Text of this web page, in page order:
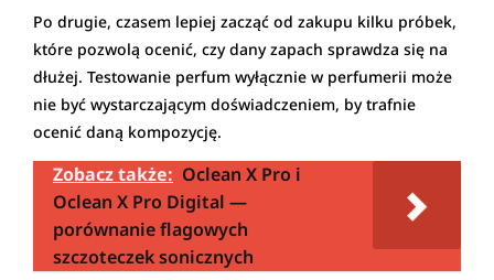
Po drugie, czasem lepiej zacząć od zakupu kilku próbek,
które pozwolą ocenić, czy dany zapach sprawdza się na
dłużej. Testowanie perfum wyłącznie w perfumerii może
nie być wystarczającym doświadczeniem, by trafnie
ocenić daną kompozycję.
Zobacz także: Oclean X Pro i
Oclean X Pro Digital —
porównanie flagowych
szczoteczek sonicznych